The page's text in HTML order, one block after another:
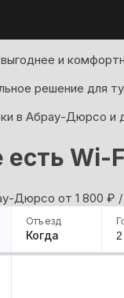
и
решение для
в Абрау-Дюрсо и
Wi-
Дюрсо oт 1 800 ₽
Отъезд
Когда